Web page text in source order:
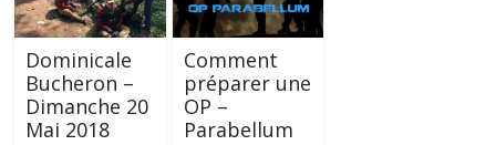
Dominicale
Bucheron –
Dimanche 20
Mai 2018
Comment
préparer une
OP –
Parabellum